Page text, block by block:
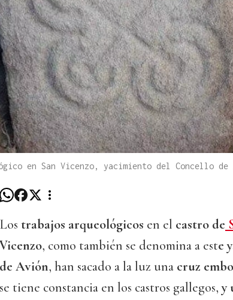
en San Vicenzo, yacimiento del Concello de
Los trabajos arqueológicos en el castro de
Vicenzo, como también se denomina a este
de Avión, han sacado a la luz una cruz
se tiene constancia en los castros gallegos,y